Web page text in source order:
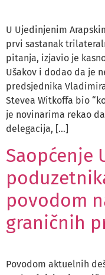
U Ujedinjenim
prvi sastanak
pitanja, izjavio je
Ušakov i dodao da je
predsjednika
Stevea Witkoffa bio
je novinarima rekao
delegacija, […]
Saopćenje
povodom
graničnih
Povodom aktuelnih